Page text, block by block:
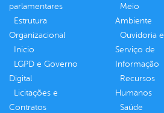
parlamentares
Estrutura
Organizacional
Inicio
LGPD e Governo
Digital
Licitações e
Contratos
Meio
Ambiente
Ouvidoria e
Serviço de
Informação
Recursos
Humanos
Saúde